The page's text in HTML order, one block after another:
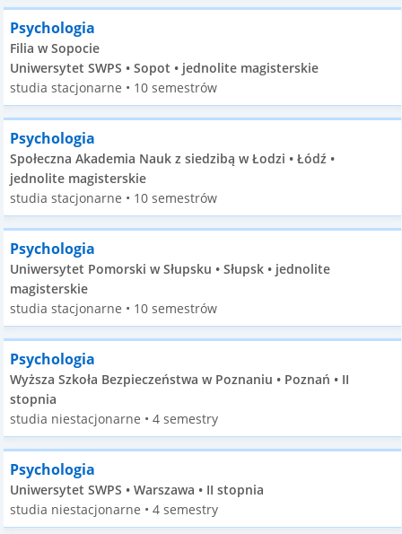
Psychologia
Filia w Sopocie
Uniwersytet SWPS • Sopot • jednolite magisterskie
studia stacjonarne • 10 semestrów
Psychologia
Społeczna Akademia Nauk z siedzibą w Łodzi • Łódź •
jednolite magisterskie
studia stacjonarne • 10 semestrów
Psychologia
Uniwersytet Pomorski w Słupsku • Słupsk • jednolite
magisterskie
studia stacjonarne • 10 semestrów
Psychologia
Wyższa Szkoła Bezpieczeństwa w Poznaniu • Poznań • II
stopnia
studia niestacjonarne • 4 semestry
Psychologia
Uniwersytet SWPS • Warszawa • II stopnia
studia niestacjonarne • 4 semestry